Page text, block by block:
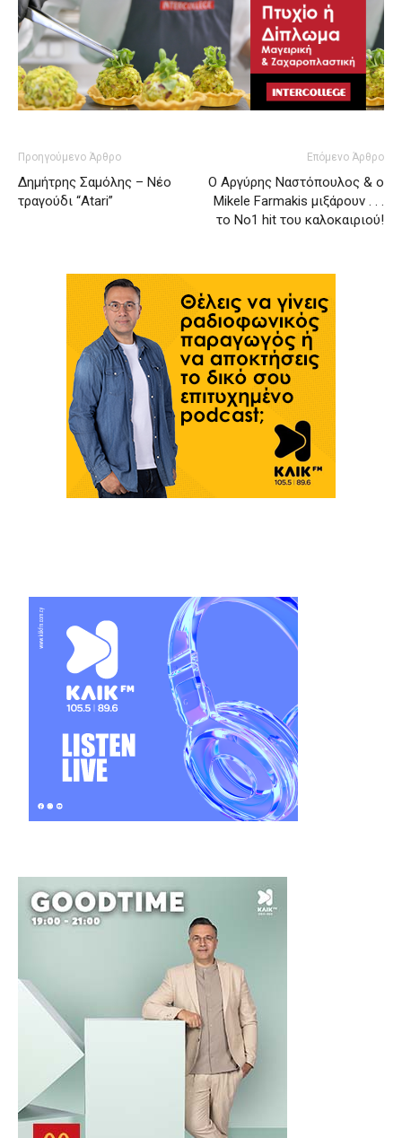
Προηγούμενο Άρθρο
Δημήτρης Σαμόλης – Νέο
τραγούδι “Atari”
Επόμενο Άρθρο
Ο Αργύρης Ναστόπουλος & ο
Mikele Farmakis μιξάρουν . . .
το Νο1 hit του καλοκαιριού!